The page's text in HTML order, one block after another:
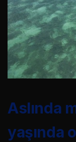
Aslında
yaşında